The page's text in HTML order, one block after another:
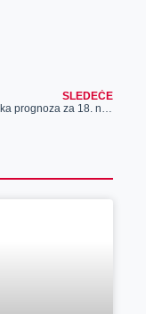
SLEDEĆE
Vremenska prognoza za 18. novembar